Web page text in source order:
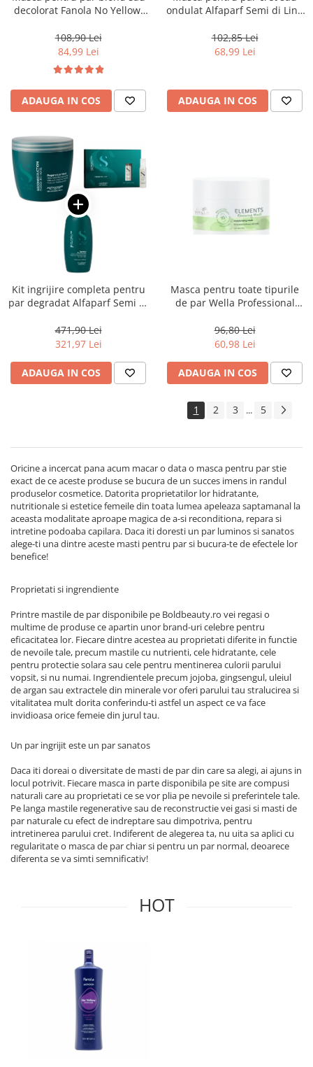
decolorat Fanola No Yellow,
108,90 Lei
84,99 Lei
ADAUGA IN COS
ondulat Alfaparf Semi di Lino
102,85 Lei
68,99 Lei
ADAUGA IN COS
Kit ingrijire completa pentru
par degradat Alfaparf Semi di
Reparative, Salon Size
471,90 Lei
321,97 Lei
ADAUGA IN COS
Masca pentru toate tipurile
de par Wella Professional
96,80 Lei
60,98 Lei
ADAUGA IN COS
1 2 3 ... 5
Oricine a incercat pana acum macar o data o masca pentru par stie
exact de ce aceste produse se bucura de un succes imens in randul
produselor cosmetice. Datorita proprietatilor lor hidratante,
nutritionale si estetice femeile din toata lumea apeleaza saptamanal la
aceasta modalitate aproape magica de a-si reconditiona, repara si
intretine podoaba capilara. Daca iti doresti un par luminos si sanatos
alege-ti una dintre aceste masti pentru par si bucura-te de efectele lor
benefice!
Proprietati si ingrendiente
Printre mastile de par disponibile pe Boldbeauty.ro vei regasi o
multime de produse ce apartin unor brand-uri celebre pentru
eficacitatea lor. Fiecare dintre acestea au proprietati diferite in functie
de nevoile tale, precum mastile cu nutrienti, cele hidratante, cele
pentru protectie solara sau cele pentru mentinerea culorii parului
vopsit, si nu numai. Ingrendientele precum jojoba, gingsengul, uleiul
de argan sau extractele din minerale vor oferi parului tau stralucirea si
vitalitatea mult dorita conferindu-ti astfel un aspect ce va face
invidioasa orice femeie din jurul tau.
Un par ingrijit este un par sanatos
Daca iti doreai o diversitate de masti de par din care sa alegi, ai ajuns in
locul potrivit. Fiecare masca in parte disponibila pe site are compusi
naturali care au proprietati ce se vor plia pe nevoile si preferintele tale.
Pe langa mastile regenerative sau de reconstructie vei gasi si masti de
par naturale cu efect de indreptare sau dimpotriva, pentru
intretinerea parului cret. Indiferent de alegerea ta, nu uita sa aplici cu
regularitate o masca de par chiar si pentru un par normal, deoarece
diferenta se va simti semnificativ!
HOT